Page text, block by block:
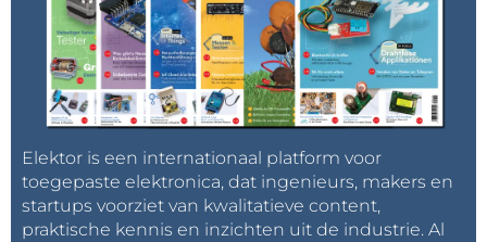
Elektor is een internationaal platform voor
toegepaste elektronica, dat ingenieurs, makers en
startups voorziet van kwalitatieve content,
praktische kennis en inzichten uit de industrie. Al